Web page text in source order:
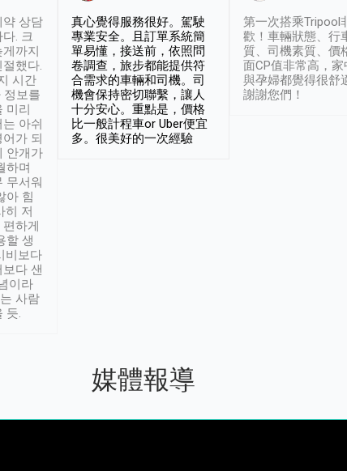
약 상담
. 크
까지
했다.
시간
정보를
미리
아쉬
가 되
안개가
하며
무서워
아 힘
히 저
하게
할 생
비보다
다 샌
이라
사람
듯.
真心覺得服務很好。駕駛
專業安全。且訂單系統簡
單易懂，接送前，依照問
卷調查，旅步都能提供符
合需求的車輛和司機。司
機會保持密切聯繫，讓人
十分安心。重點是，價格
比一般計程車or Uber便宜
多。很美好的一次經驗
第一次搭乘Tripool
歡！車輛狀態、行
質、司機素質、價
面CP值非常高，
與孕婦都覺得很舒
謝謝您們！
媒體報導